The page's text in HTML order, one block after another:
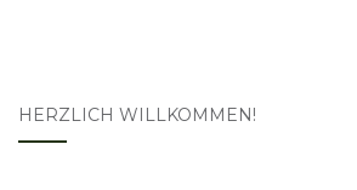
HERZLICH WILLKOMMEN!